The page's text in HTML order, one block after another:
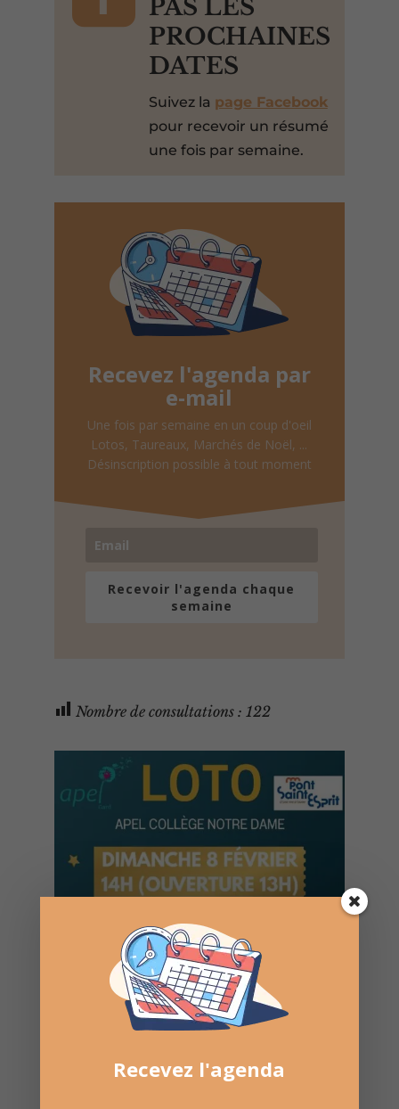
PAS LES
PROCHAINES
DATES
Suivez la page Facebook
pour recevoir un résumé
une fois par semaine.
Recevez l'agenda par
e-mail
Une fois par semaine en un coup d'oeil
Lotos, Taureaux, Marchés de Noël, ...
Désinscription possible à tout moment
Recevoir l'agenda chaque
semaine
Nombre de consultations : 122
Recevez l'agenda